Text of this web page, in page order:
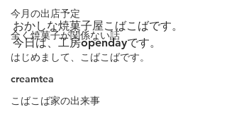
今月の出店予定
全く焼菓子が関係ない話
はじめまして、こばこばです。
creamtea
こばこば家の出来事
おかしな焼菓子屋こばこばです。
今日は、工房opendayです。